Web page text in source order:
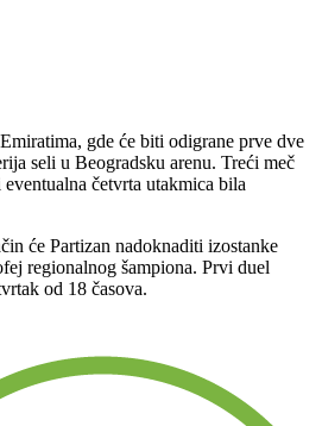
gde će biti odigrane prve dve
seli u Beogradsku arenu. Treći meč
četvrta utakmica bila
će Partizan nadoknaditi izostanke
regionalnog šampiona. Prvi duel
od 18 časova.